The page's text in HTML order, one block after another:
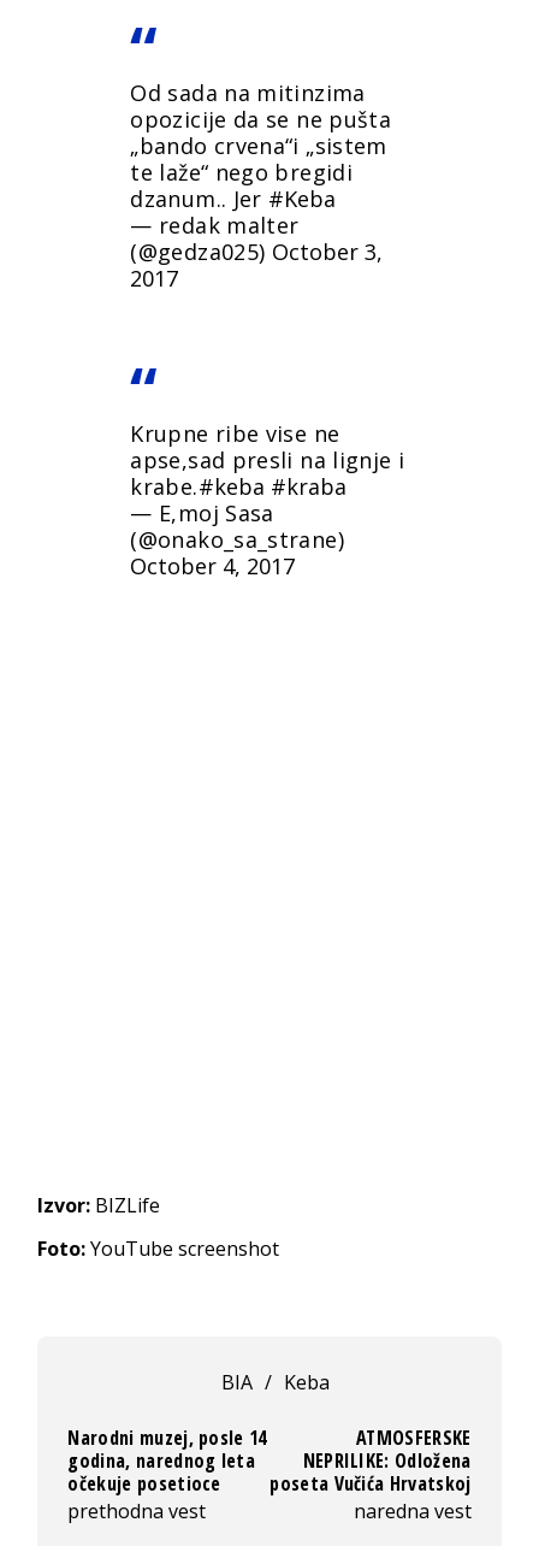
Od sada na mitinzima
opozicije da se ne pušta
„bando crvena“i „sistem
te laže“ nego bregidi
dzanum.. Jer #Keba
— redak malter
(@gedza025) October 3,
2017
Krupne ribe vise ne
apse,sad presli na lignje i
krabe.#keba #kraba
— E,moj Sasa
(@onako_sa_strane)
October 4, 2017
Izvor: BIZLife
Foto:YouTube screenshot
BIA / Keba
Narodni muzej, posle 14
godina, narednog leta
očekuje posetioce
prethodna vest
ATMOSFERSKE
NEPRILIKE: Odložena
poseta Vučića Hrvatskoj
naredna vest